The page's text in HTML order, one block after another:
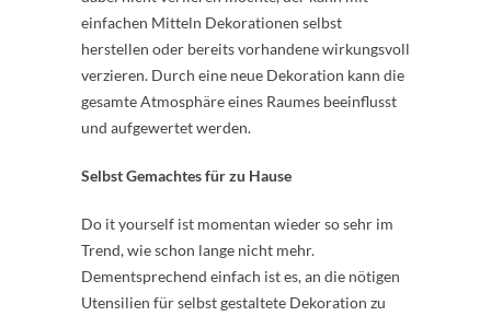
einfachen Mitteln Dekorationen selbst
herstellen oder bereits vorhandene wirkungsvoll
verzieren. Durch eine neue Dekoration kann die
gesamte Atmosphäre eines Raumes beeinflusst
und aufgewertet werden.
Selbst Gemachtes für zu Hause
Do it yourself ist momentan wieder so sehr im
Trend, wie schon lange nicht mehr.
Dementsprechend einfach ist es, an die nötigen
Utensilien für selbst gestaltete Dekoration zu